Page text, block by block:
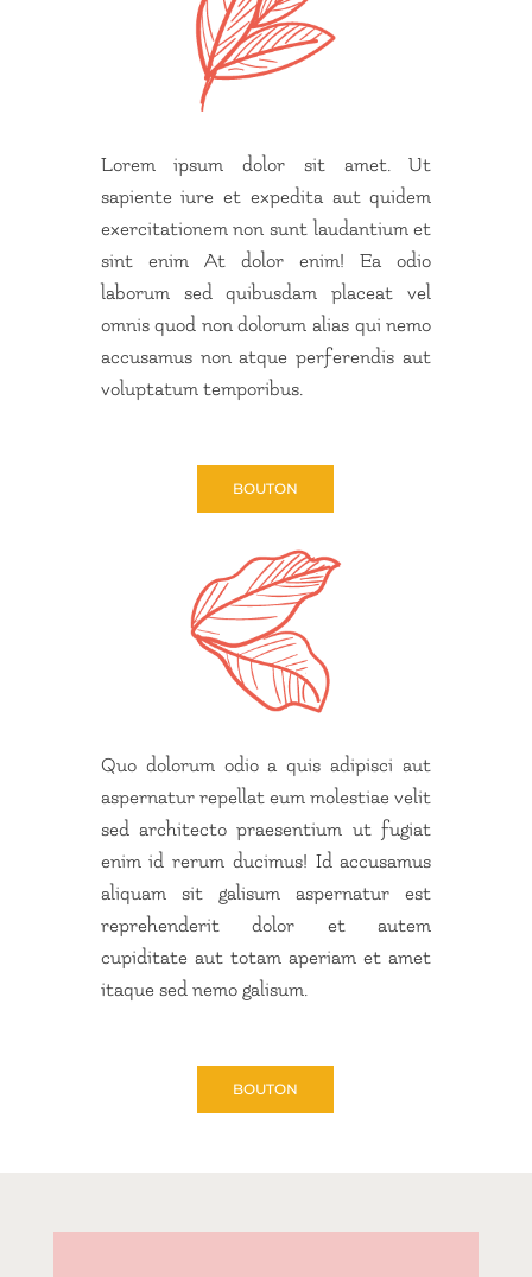
Lorem ipsum dolor sit amet. Ut
sapiente iure et expedita aut quidem
exercitationem non sunt laudantium et
sint enim At dolor enim! Ea odio
laborum sed quibusdam placeat vel
omnis quod non dolorum alias qui nemo
accusamus non atque perferendis aut
voluptatum temporibus.
BOUTON
Quo dolorum odio a quis adipisci aut
aspernatur repellat eum molestiae velit
sed architecto praesentium ut fugiat
enim id rerum ducimus! Id accusamus
aliquam sit galisum aspernatur est
reprehenderit dolor et autem
cupiditate aut totam aperiam et amet
itaque sed nemo galisum.
BOUTON